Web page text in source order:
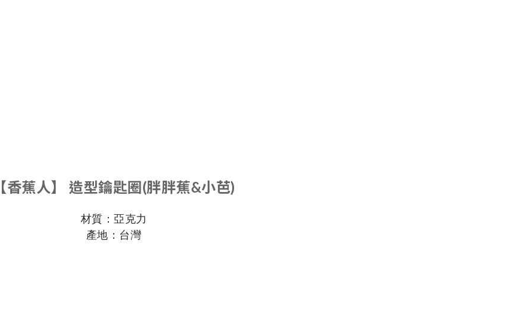
【香蕉人】 造型鑰匙圈(胖胖蕉&小芭)
材質：亞克力
產地：台灣